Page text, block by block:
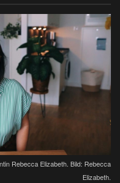
Rebecca Elizabeth. Bild: Rebecca
Elizabeth.